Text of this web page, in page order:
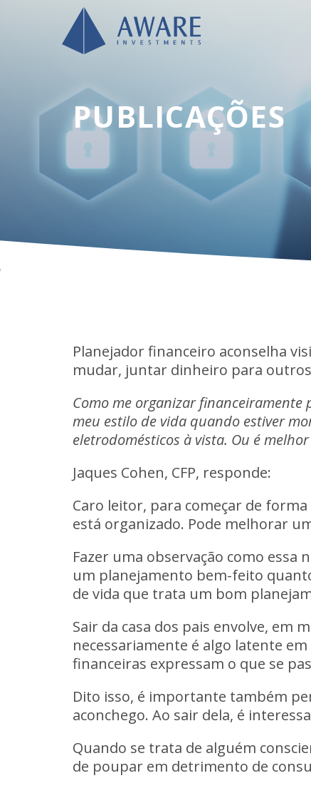
PUBLICAÇÕES
Planejador financeiro aconselha
mudar, juntar dinheiro para
Como me organizar financeiramente
meu estilo de vida quando estiver
eletrodomésticos à vista. Ou é
Jaques Cohen, CFP, responde:
Caro leitor, para começar de
está organizado. Pode melhorar
Fazer uma observação como
um planejamento bem-feito
de vida que trata um bom
Sair da casa dos pais envolve,
necessariamente é algo latente
financeiras expressam o que se
Dito isso, é importante também
aconchego. Ao sair dela, é
Quando se trata de alguém
de poupar em detrimento de